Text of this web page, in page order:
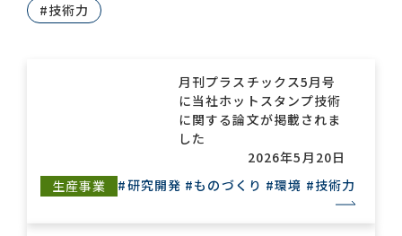
#技術力
月刊プラスチックス5月号
に当社ホットスタンプ技術
に関する論文が掲載されま
した
2026年5月20日
生産事業
#研究開発 #ものづくり #環境 #技術力